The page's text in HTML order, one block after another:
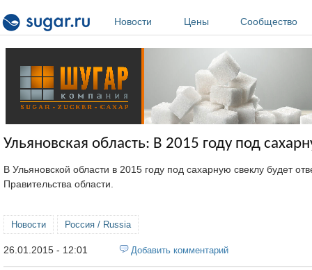
Новости
Цены Сообщество
Ульяновская область: В 2015 году под
В Ульяновской области в 2015 году под сахарную свеклу будет
Правительства области.
Новости Россия / Russia
26.01.2015 - 12:01 Добавить комментарий